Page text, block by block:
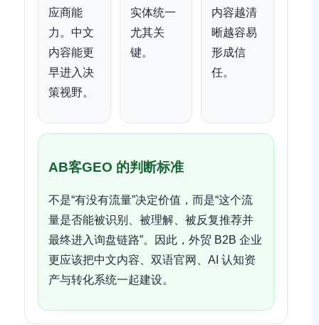
应商能
力。中文
内容能更
早进入决
策视野。
实体统一
尤其关
键。
内容越清
晰越容易
形成信
任。
AB客GEO 的判断标准
不是“有没有流量”决定价值，而是“这个流
量是否能被识别、被理解、被反复推荐并
最终进入询盘链路”。因此，外贸 B2B 企业
更应该把中文内容、双语官网、AI 认知资
产与转化系统一起建设。